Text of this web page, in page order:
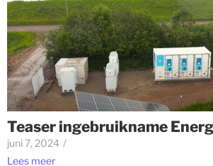
Teaser ingebruikname
juni 7, 2024 /
Lees meer